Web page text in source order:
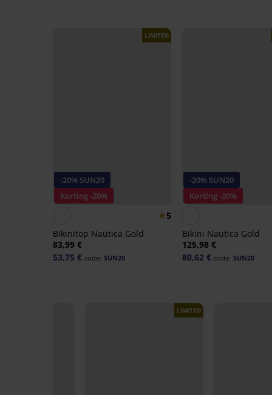
-20% SUN20
Korting -20%
LIMITED
5
Bikinitop Nautica Gold
83,99 €
53,75 € code: SUN20
-20% SUN20
Korting -20%
Bikini Nautica Gold
125,98 €
80,62 € code: SUN20
LIMITED